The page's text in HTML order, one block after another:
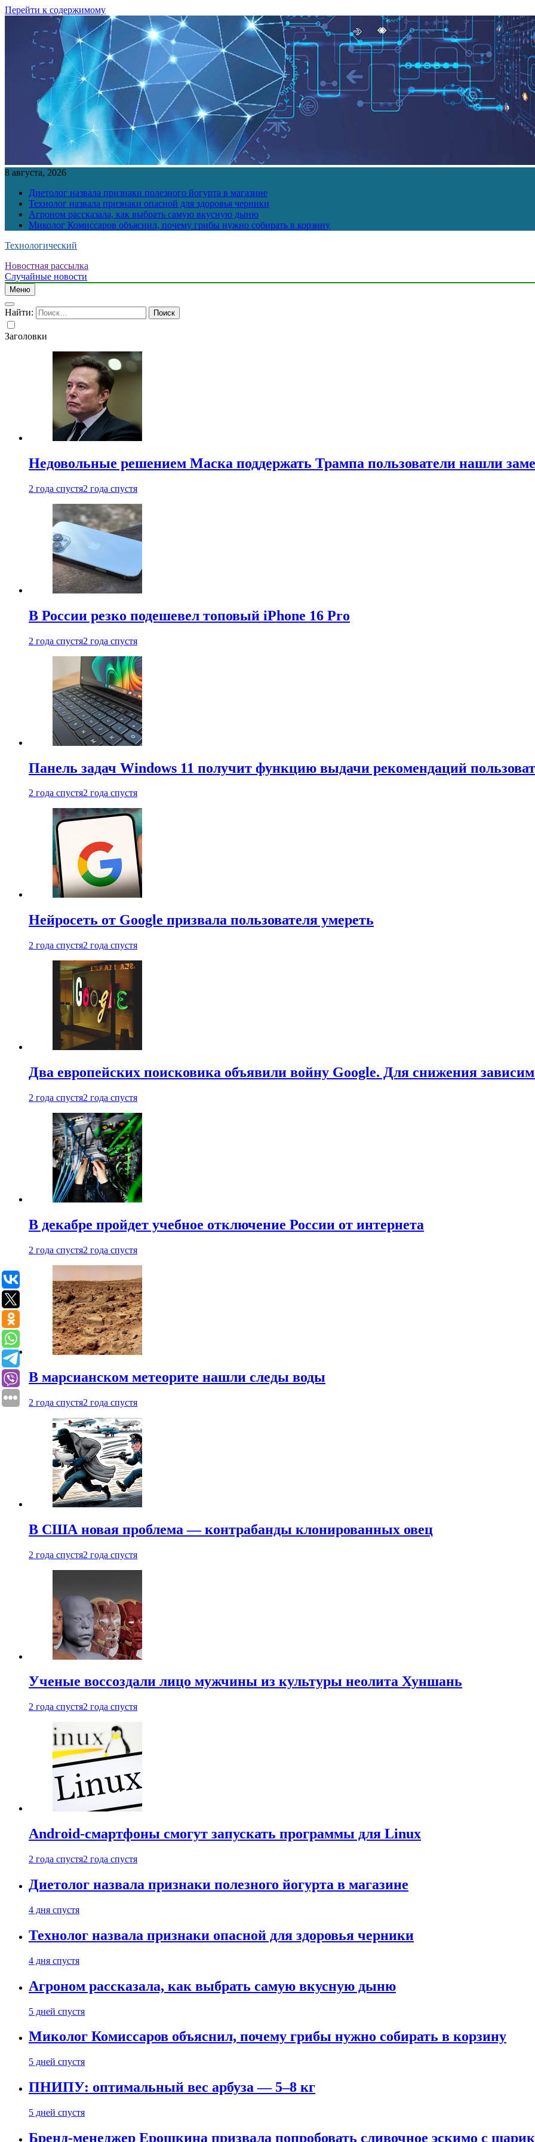
Перейти к содержимому
8 августа, 2026
Диетолог назвала признаки полезного йогурта в магазине
Технолог назвала признаки опасной для здоровья черники
Агроном рассказала, как выбрать самую вкусную дыню
Миколог Комиссаров объяснил, почему грибы нужно собирать в корзину
Технологический
Новостная рассылка
Случайные новости
Меню
Найти:
Заголовки
Недовольные решением Маска поддержать Трампа пользователи нашли
2 года спустя2 года спустя
В России резко подешевел топовый iPhone 16 Pro
2 года спустя2 года спустя
Панель задач Windows 11 получит функцию выдачи рекомендаций
2 года спустя2 года спустя
Нейросеть от Google призвала пользователя умереть
2 года спустя2 года спустя
Два европейских поисковика объявили войну Google. Для снижения
2 года спустя2 года спустя
В декабре пройдет учебное отключение России от интернета
2 года спустя2 года спустя
В марсианском метеорите нашли следы воды
2 года спустя2 года спустя
В США новая проблема — контрабанды клонированных овец
2 года спустя2 года спустя
Ученые воссоздали лицо мужчины из культуры неолита Хуншань
2 года спустя2 года спустя
Android-смартфоны смогут запускать программы для Linux
2 года спустя2 года спустя
Диетолог назвала признаки полезного йогурта в магазине
4 дня спустя
Технолог назвала признаки опасной для здоровья черники
4 дня спустя
Агроном рассказала, как выбрать самую вкусную дыню
5 дней спустя
Миколог Комиссаров объяснил, почему грибы нужно собирать в корзину
5 дней спустя
ПНИПУ: оптимальный вес арбуза — 5–8 кг
5 дней спустя
Бренд-менеджер Ерошкина призвала попробовать сливочное эскимо с